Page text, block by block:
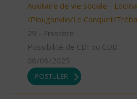
Auxiliaire de vie sociale -
/Plougonvlin/Le Conquet/
29 - Finistère
Possibilité de CDI ou CDD
08/08/2025
POSTULER